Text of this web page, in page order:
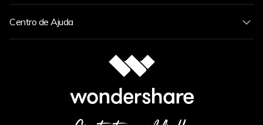
Centro de Ajuda